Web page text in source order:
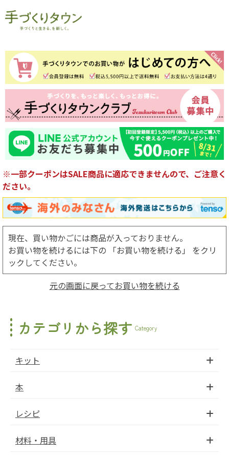
※一部クーポンはSALE商品に適応できませんので、ご注意く
ださい。
現在、買い物かごには商品が入っておりません。
お買い物を続けるには下の 「お買い物を続ける」 をクリ
ックしてください。
元の画面に戻ってお買い物を続ける
カテゴリから探す Category
キット
本
レシピ
材料・用具